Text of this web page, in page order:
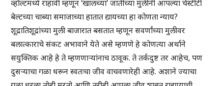
व्हॉल्टमध्ये राहावी म्हणून ‘खालच्या’ जातीच्या मुलींनी आपल्या चेस्टीटी
बेल्टच्या चाब्या समाजाच्या हातात द्यायच्या हा कोणता न्याय?
शूद्रातिशूद्रांच्या मुली बाजारात बसतात म्हणून सवर्णांच्या मुलीवर
बलात्काराचे संकट अभावाने येते असे म्हणणे हे कोणत्या अर्थाने
सयुक्तिक आहे हे ते म्हणणाऱ्यांनाच ठावूक. ते तर्कदुष्ट तर आहेच, पण
दुसऱ्याचा गळा धरून स्वतःचा जीव वाचवणारेही आहे. अशाने ज्याचा